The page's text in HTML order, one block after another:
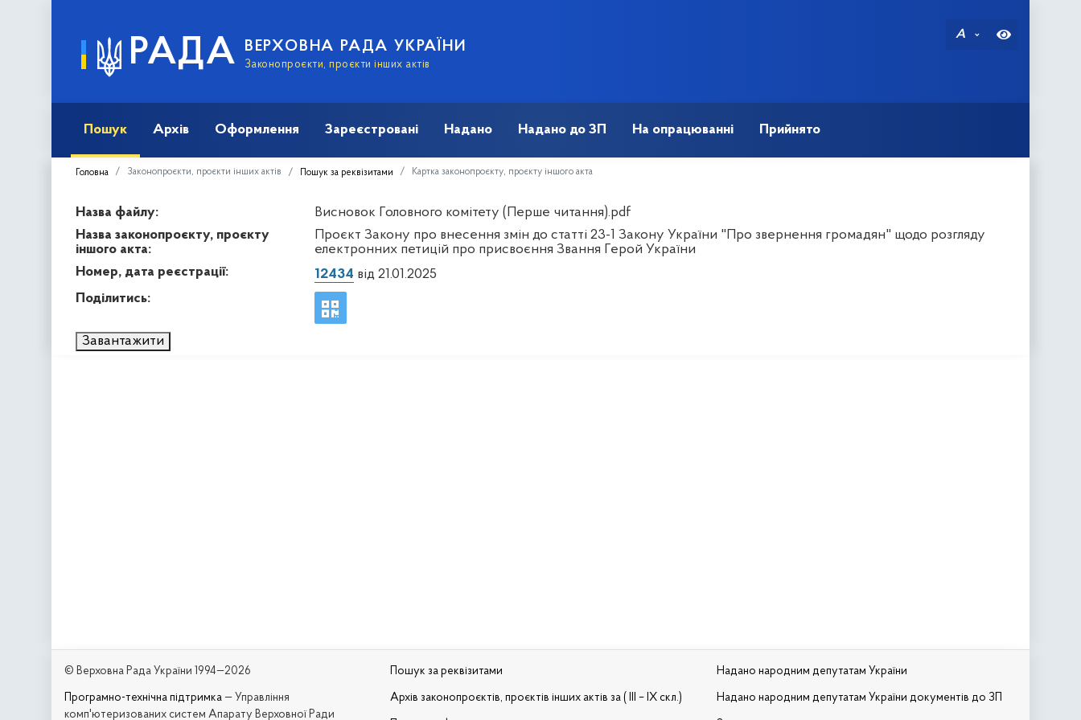
РАДА ВЕРХОВНА РАДА УКРАЇНИ
Законопроєкти, проєкти інших актів
A
Пошук Архів Оформлення Зареєстровані Надано Надано до ЗП На опрацюванні Прийнято
Головна Законопроєкти, проєкти інших актів Пошук за реквізитами Картка законопроєкту, проєкту іншого акта
Назва файлу:
Висновок Головного комітету (Перше читання).pdf
Назва законопроєкту, проєкту
іншого акта:
Проєкт Закону про внесення змін до статті 23-1 Закону України "Про звернення громадян" щодо розгляду
електронних петицій про присвоєння Звання Герой України
Номер, дата реєстрації:
12434 від 21.01.2025
Поділитись:
Завантажити
© Верховна Рада України 1994—2026
Програмно-технічна підтримка — Управління
комп'ютеризованих систем Апарату Верховної Ради
Пошук за реквізитами
Архів законопроєктів, проєктів інших актів за ( III – IX скл.)
Надано народним депутатам України
Надано народним депутатам України документів до ЗП